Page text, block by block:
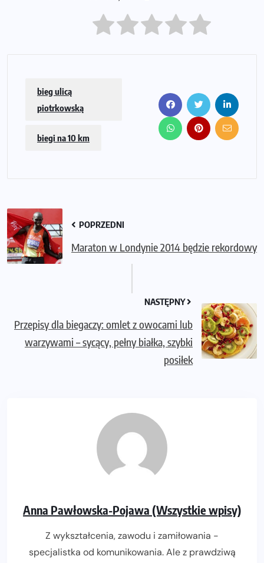
bieg ulicą
piotrkowską
biegi na 10 km
POPRZEDNI
Maraton w Londynie 2014 będzie rekordowy
NASTĘPNY
Przepisy dla biegaczy: omlet z owocami lub
warzywami – sycący, pełny białka, szybki
posiłek
Anna Pawłowska-Pojawa (Wszystkie wpisy)
Z wykształcenia, zawodu i zamiłowania -
specjalistka od komunikowania. Ale z prawdziwą